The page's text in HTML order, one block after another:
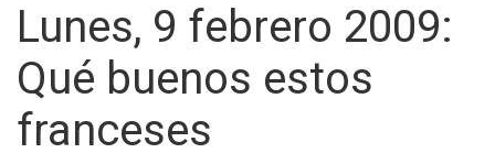
Lunes, 9 febrero 2009:
Qué buenos estos
franceses